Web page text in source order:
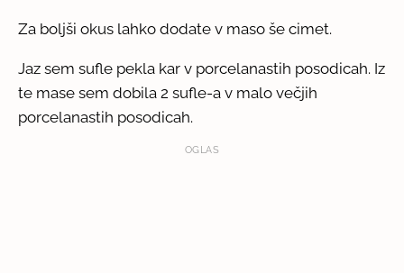
Za boljši okus lahko dodate v maso še cimet.
Jaz sem sufle pekla kar v porcelanastih posodicah. Iz
te mase sem dobila 2 sufle-a v malo večjih
porcelanastih posodicah.
OGLAS